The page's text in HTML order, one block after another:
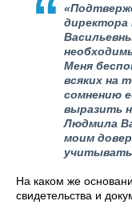
Меня
всяких на
сомнению
выразить
Людмила
моим
На каком же
свидетельства и